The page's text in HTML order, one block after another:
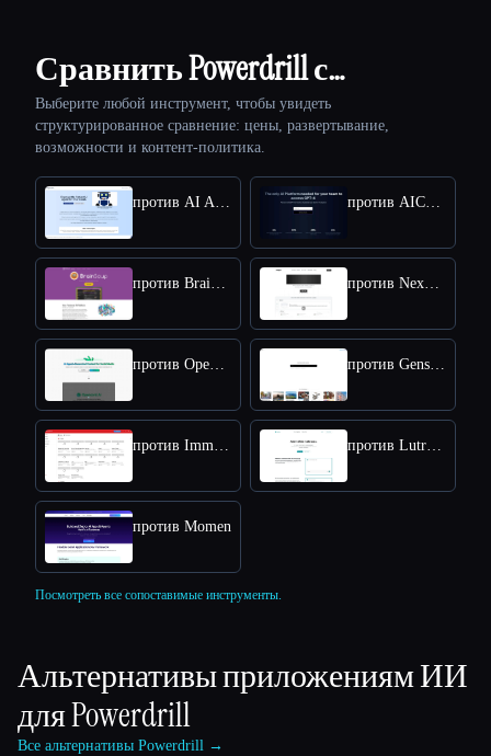
Сравнить Powerdrill с…
Выберите любой инструмент, чтобы увидеть
структурированное сравнение: цены, развертывание,
возможности и контент-политика.
против AI Agent Store против AICamp
против BrainSoup против NexusGPT
против Opencord AI против Genspark.ai
против ImmersimAI против Lutra AI
против Momen
Посмотреть все сопоставимые инструменты.
Альтернативы приложениям ИИ
дляPowerdrill
Все альтернативы Powerdrill →